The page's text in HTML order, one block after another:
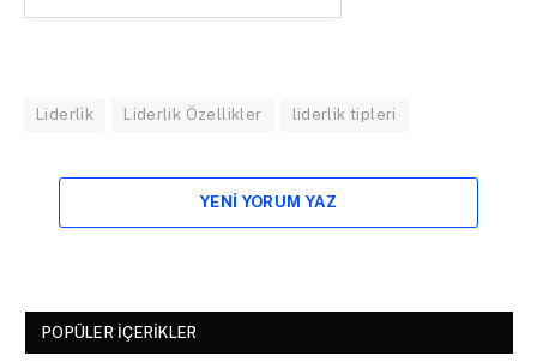
Liderlik Liderlik Özellikler liderlik tipleri
YENI YORUM YAZ
POPÜLER İÇERIKLER